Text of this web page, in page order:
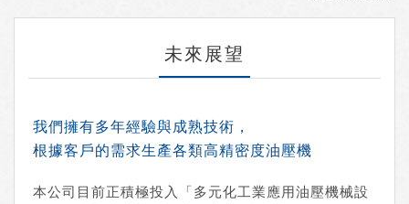
未來展望
我們擁有多年經驗與成熟技術，
根據客戶的需求生產各類高精密度油壓機
本公司目前正積極投入「多元化工業應用油壓機械設